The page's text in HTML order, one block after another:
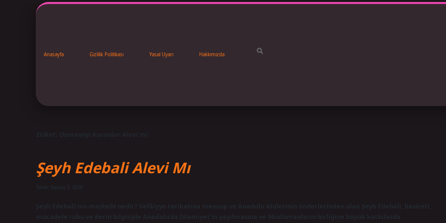
Anasayfa Gizlilik Politikası Yasal Uyarı Hakkımızda
Etiket: Osmanlıyı kuranlar Alevi mi
Şeyh Edebali Alevi Mı
Şeyh Edebali’nin mezhebi nedir? Vefâiyye tarikatına mensup ve Anadolu Ahilerinin önderlerinden olan Şeyh Edebali, basireti,
mücadele ruhu ve derin bilgisiyle Anadolu’da İslamiyet’in yayılmasına ve Müslümanların birliğine büyük katkılarda